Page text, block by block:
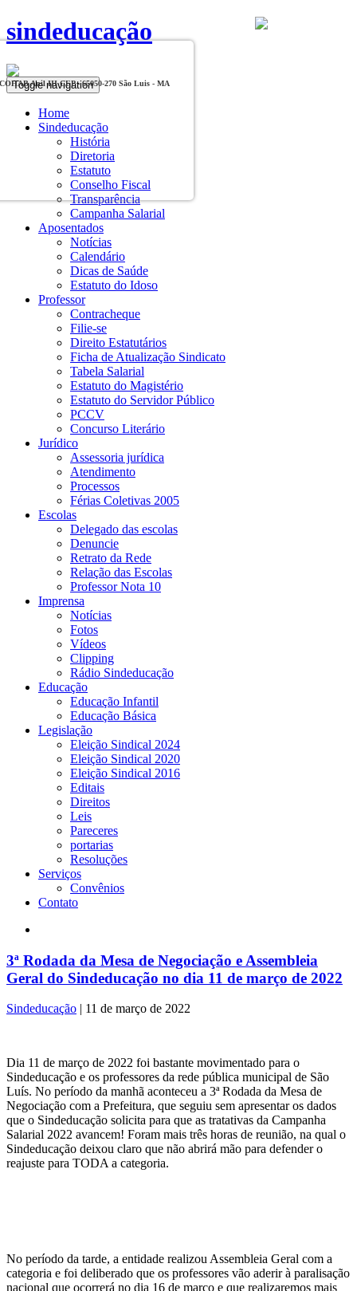
sindeducação
Toggle navigation
Home
Sindeducação
História
Diretoria
Estatuto
Conselho Fiscal
Transparência
Campanha Salarial
Aposentados
Notícias
Calendário
Dicas de Saúde
Estatuto do Idoso
Professor
Contracheque
Filie-se
Direito Estatutários
Ficha de Atualização Sindicato
Tabela Salarial
Estatuto do Magistério
Estatuto do Servidor Público
PCCV
Concurso Literário
Jurídico
Assessoria jurídica
Atendimento
Processos
Férias Coletivas 2005
Escolas
Delegado das escolas
Denuncie
Retrato da Rede
Relação das Escolas
Professor Nota 10
Imprensa
Notícias
Fotos
Vídeos
Clipping
Rádio Sindeducação
Educação
Educação Infantil
Educação Básica
Legislação
Eleição Sindical 2024
Eleição Sindical 2020
Eleição Sindical 2016
Editais
Direitos
Leis
Pareceres
portarias
Resoluções
Serviços
Convênios
Contato
3ª Rodada da Mesa de Negociação e Assembleia
Geral do Sindeducação no dia 11 de março de 2022
Sindeducação | 11 de março de 2022
Dia 11 de março de 2022 foi bastante movimentado para o
Sindeducação e os professores da rede pública municipal de São
Luís. No período da manhã aconteceu a 3ª Rodada da Mesa de
Negociação com a Prefeitura, que seguiu sem apresentar os dados
que o Sindeducação solicita para que as tratativas da Campanha
Salarial 2022 avancem! Foram mais três horas de reunião, na qual o
Sindeducação deixou claro que não abrirá mão para defender o
reajuste para TODA a categoria.
No período da tarde, a entidade realizou Assembleia Geral com a
categoria e foi deliberado que os professores vão aderir à paralisação
nacional que ocorrerá no dia 16 de março e que realizaremos mais
COHAB Anil III CEP - 65050-270 São Luis - MA